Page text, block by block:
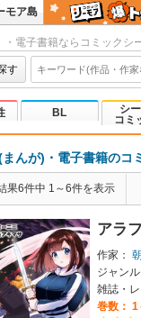
モア島
電子書籍ならコミックシ
す
BL
シ
コミ
んが)・電子書籍のコ
果6件中 1～6件を表示
アラ
作家：
ジャンル
雑誌・レ
巻数： 1